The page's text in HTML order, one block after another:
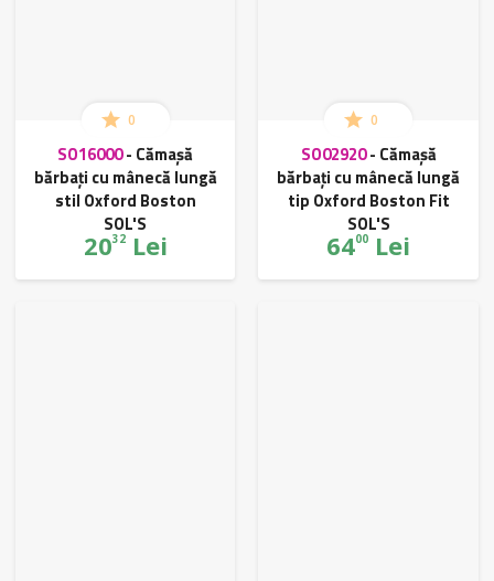
0
SO16000- Cămașă
bărbați cu mânecă lungă
stil Oxford Boston
SOL'S
2032Lei
0
SO02920- Cămașă
bărbați cu mânecă lungă
tip Oxford Boston Fit
SOL'S
6400 Lei